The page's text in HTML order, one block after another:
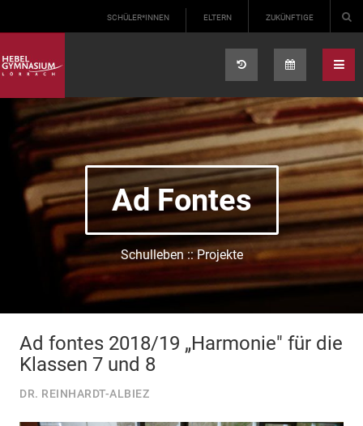
SCHÜLER*INNEN ELTERN ZUKÜNFTIGE
Ad Fontes
Schulleben :: Projekte
Ad fontes 2018/19 „Harmonie" für die
Klassen 7 und 8
DR. REINHARDT-ALBIEZ